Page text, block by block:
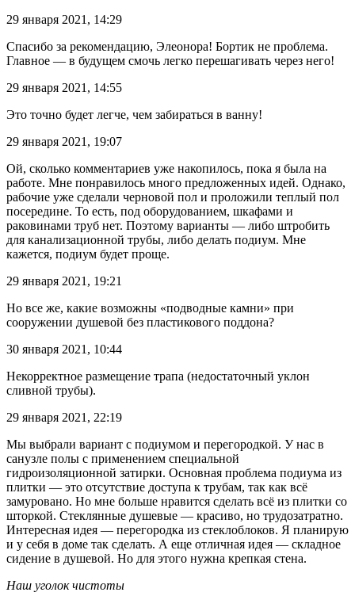
29 января 2021, 14:29
Спасибо за рекомендацию, Элеонора! Бортик не проблема.
Главное — в будущем смочь легко перешагивать через него!
29 января 2021, 14:55
Это точно будет легче, чем забираться в ванну!
29 января 2021, 19:07
Ой, сколько комментариев уже накопилось, пока я была на
работе. Мне понравилось много предложенных идей. Однако,
рабочие уже сделали черновой пол и проложили теплый пол
посередине. То есть, под оборудованием, шкафами и
раковинами труб нет. Поэтому варианты — либо штробить
для канализационной трубы, либо делать подиум. Мне
кажется, подиум будет проще.
29 января 2021, 19:21
Но все же, какие возможны «подводные камни» при
сооружении душевой без пластикового поддона?
30 января 2021, 10:44
Некорректное размещение трапа (недостаточный уклон
сливной трубы).
29 января 2021, 22:19
Мы выбрали вариант с подиумом и перегородкой. У нас в
санузле полы с применением специальной
гидроизоляционной затирки. Основная проблема подиума из
плитки — это отсутствие доступа к трубам, так как всё
замуровано. Но мне больше нравится сделать всё из плитки со
шторкой. Стеклянные душевые — красиво, но трудозатратно.
Интересная идея — перегородка из стеклоблоков. Я планирую
и у себя в доме так сделать. А еще отличная идея — складное
сидение в душевой. Но для этого нужна крепкая стена.
Наш уголок чистоты